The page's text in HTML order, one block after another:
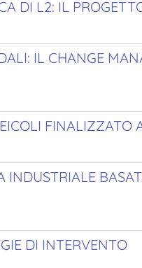
DI L2: IL
IL CHANGE
FINALIZZATO
DI INTERVENTO